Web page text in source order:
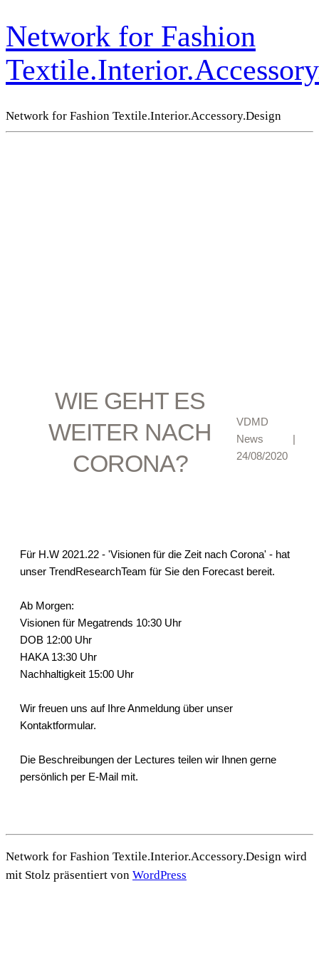
Network for Fashion
Network for Fashion Textile.Interior.Accessory.Design
WIE GEHT ES
WEITER NACH
CORONA?
VDMD
News |
24/08/2020
Für H.W 2021.22 - 'Visionen für die Zeit nach Corona' - hat
unser TrendResearchTeam für Sie den Forecast bereit.
Ab Morgen:
Visionen für Megatrends 10:30 Uhr
DOB 12:00 Uhr
HAKA 13:30 Uhr
Nachhaltigkeit 15:00 Uhr
Wir freuen uns auf Ihre Anmeldung über unser
Kontaktformular.
Die Beschreibungen der Lectures teilen wir Ihnen gerne
persönlich per E-Mail mit.
Network for Fashion Textile.Interior.Accessory.Design wird
mit Stolz präsentiert von WordPress